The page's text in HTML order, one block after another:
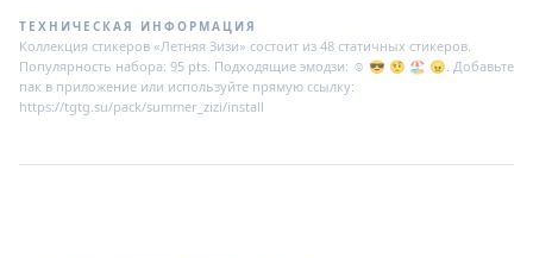
ТЕХНИЧЕСКАЯ ИНФОРМАЦИЯ
Коллекция стикеров «Летняя Зизи» состоит из 48 статичных стикеров.
Популярность набора: 95 pts. Подходящие эмодзи: ☺️ 😎 🤨 🏖️ 😠. Добавьте
пак в приложение или используйте прямую ссылку:
https://tgtg.su/pack/summer_zizi/install